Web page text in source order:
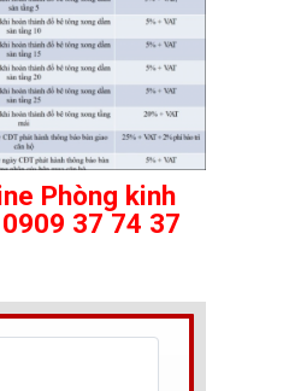
Phòng kinh
37 74 37